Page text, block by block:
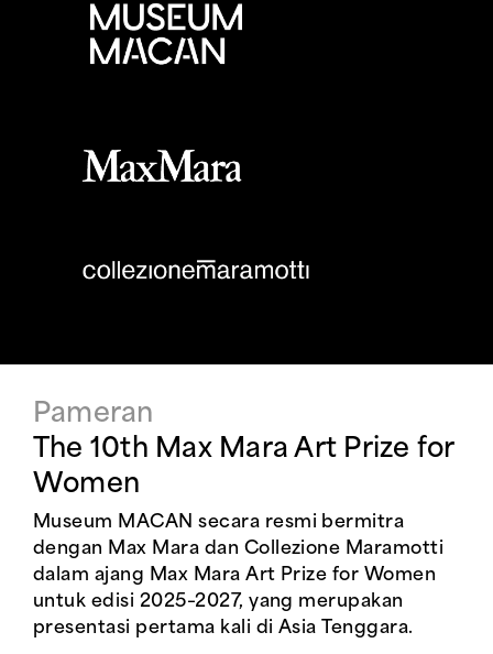
Pameran
The 10th Max Mara Art Prize for
Women
Museum MACAN secara resmi bermitra
dengan Max Mara dan Collezione Maramotti
dalam ajang Max Mara Art Prize for Women
untuk edisi 2025–2027, yang merupakan
presentasi pertama kali di Asia Tenggara.